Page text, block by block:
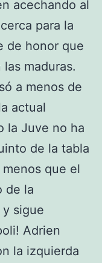
acechando al
para la
de honor que
maduras.
a menos de
actual
la Juve no ha
de la tabla
que el
de la
sigue
Adrien
la izquierda